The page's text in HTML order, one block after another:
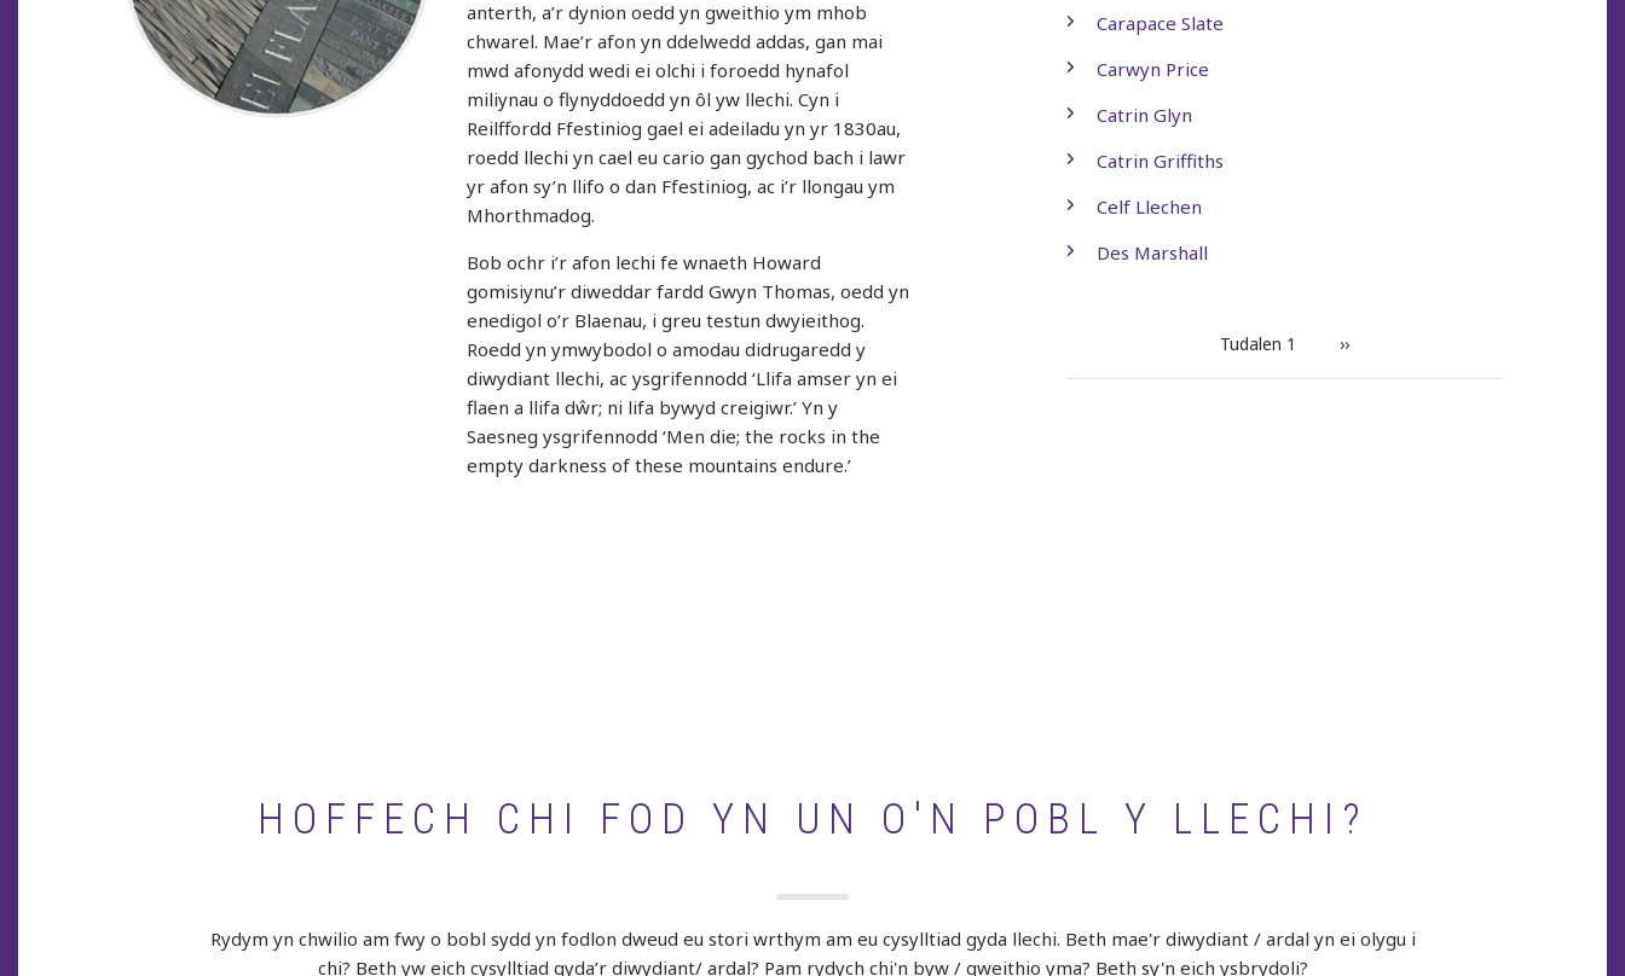
anterth, a’r dynion oedd yn gweithio ym mhob
chwarel. Mae’r afon yn ddelwedd addas, gan mai
mwd afonydd wedi ei olchi i foroedd hynafol
miliynau o flynyddoedd yn ôl yw llechi. Cyn i
Reilffordd Ffestiniog gael ei adeiladu yn yr 1830au,
roedd llechi yn cael eu cario gan gychod bach i lawr
yr afon sy’n llifo o dan Ffestiniog, ac i’r llongau ym
Mhorthmadog.
Bob ochr i’r afon lechi fe wnaeth Howard
gomisiynu’r diweddar fardd Gwyn Thomas, oedd yn
enedigol o’r Blaenau, i greu testun dwyieithog.
Roedd yn ymwybodol o amodau didrugaredd y
diwydiant llechi, ac ysgrifennodd ‘Llifa amser yn ei
flaen a llifa dŵr; ni lifa bywyd creigiwr.’ Yn y
Saesneg ysgrifennodd ‘Men die; the rocks in the
empty darkness of these mountains endure.’
Carapace Slate
Carwyn Price
Catrin Glyn
Catrin Griffiths
Celf Llechen
Des Marshall
Tudalen 1 Next
››
HOFFECH CHI FOD YN UN O'N POBL Y LLECHI?
Rydym yn chwilio am fwy o bobl sydd yn fodlon dweud eu stori wrthym am eu cysylltiad gyda llechi. Beth mae'r diwydiant / ardal yn ei olygu i
chi? Beth yw eich cysylltiad gyda’r diwydiant/ ardal? Pam rydych chi'n byw / gweithio yma? Beth sy'n eich ysbrydoli?